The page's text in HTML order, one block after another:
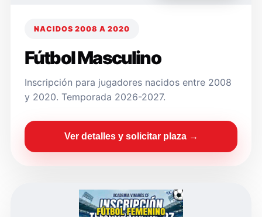
NACIDOS 2008 A 2020
Fútbol Masculino
Inscripción para jugadores nacidos entre 2008
y 2020. Temporada 2026-2027.
Ver detalles y solicitar plaza →